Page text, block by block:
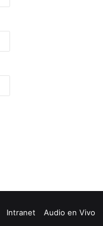
Intranet Audio en Vivo